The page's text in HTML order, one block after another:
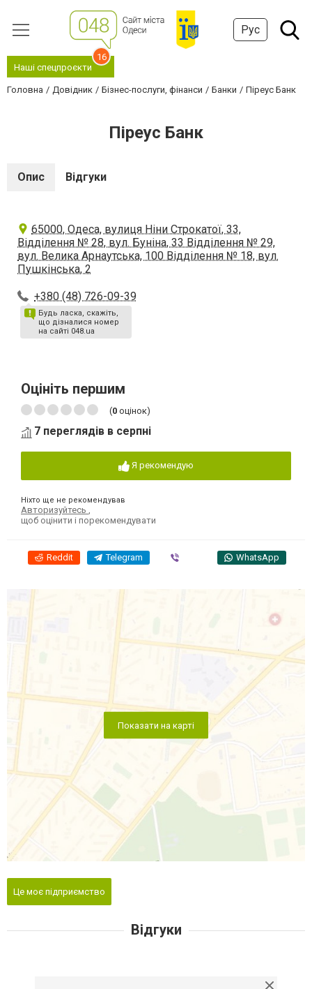
Рус
Наші спецпроєкти
16
Головна Довідник Бізнес-послуги, фінанси Банки Піреус Банк
Піреус Банк
Опис Відгуки
65000, Одеса, вулиця Ніни Строкатої, 33,
Відділення № 28, вул. Буніна, 33 Відділення № 29,
вул. Велика Арнаутська, 100 Відділення № 18, вул.
Пушкінська, 2
+380 (48) 726-09-39
Будь ласка, скажіть,
що дізналися номер
на сайті 048.ua
Оцініть першим
(0 оцінок)
7 переглядів в серпні
Я рекомендую
Ніхто ще не рекомендував
Авторизуйтесь
щоб оцінити і порекомендувати
Reddit Telegram WhatsApp
Показати на карті
Це моє підприємство
Відгуки